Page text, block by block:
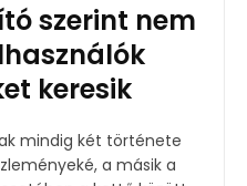
szerint nem
keresik
mindig két története
a másik a